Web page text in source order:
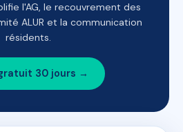
l'AG, le recouvrement des
ALUR et la communication
résidents.
30 jours →